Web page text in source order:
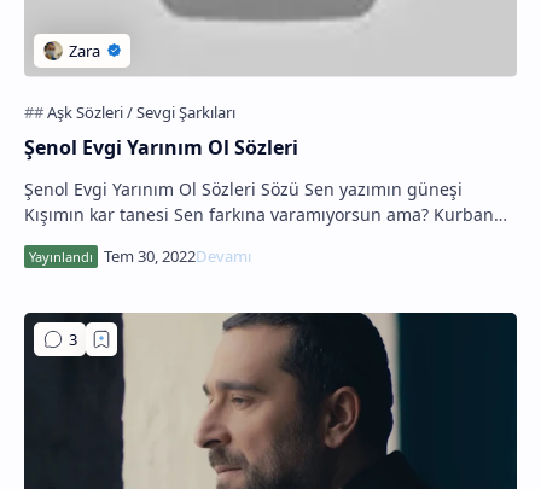
Şenol Evgi Yarınım Ol Sözleri
Şenol Evgi Yarınım Ol Sözleri Sözü Sen yazımın güneşi
Kışımın kar tanesi Sen farkına varamıyorsun ama? Kurban